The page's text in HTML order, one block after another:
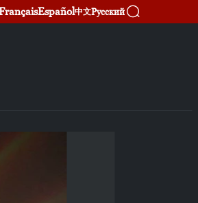
Español中文Русский